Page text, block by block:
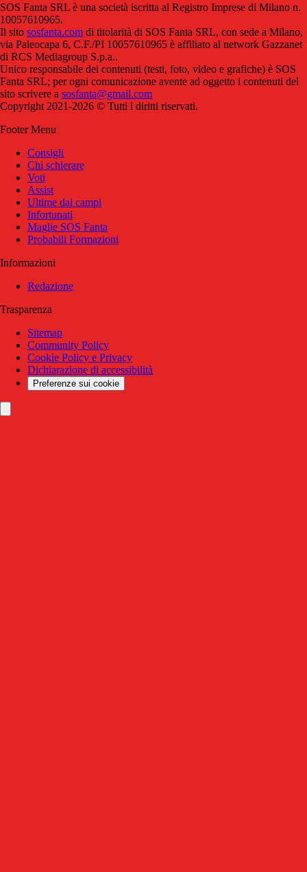
SOS Fanta SRL è una società iscritta al Registro Imprese di Milano n.
10057610965.
Il sito sosfanta.com di titolarità di SOS Fanta SRL, con sede a Milano,
via Paleocapa 6, C.F./PI 10057610965 è affiliato al network Gazzanet
di RCS Mediagroup S.p.a..
Unico responsabile dei contenuti (testi, foto, video e grafiche) è SOS
Fanta SRL; per ogni comunicazione avente ad oggetto i contenuti del
sito scrivere a sosfanta@gmail.com
Copyright 2021-2026 © Tutti i diritti riservati.
Footer Menu
Consigli
Chi schierare
Voti
Assist
Ultime dai campi
Infortunati
Maglie SOS Fanta
Probabili Formazioni
Informazioni
Redazione
Trasparenza
Sitemap
Community Policy
Cookie Policy e Privacy
Dichiarazione di accessibilità
Preferenze sui cookie